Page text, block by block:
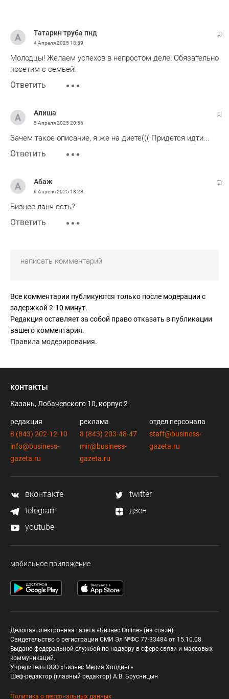
Татарин труба пнд
4 Апреля 202518:59
Молодцы! Желаем успехов в непростом деле! Обязательно
посетим с семьей!
Ответить
Алиша
5 Апреля 202520:56
Зачем такое описание, я же на диете((( Придется идти...
Ответить
Абаж
6 Апреля 202518:23
Бизнес ланч есть?
Ответить
Все комментарии публикуются только после модерации с
задержкой 2-10 минут.
Редакция оставляет за собой право отказать в публикации
вашего комментария.
Правила модерирования.
контакты
Казань, Лобачевского 10, корпус 2
редакция
8 (843) 202-12-10
info@business-
gazeta.ru
реклама
8 (843) 203-48-47
mir@business-
gazeta.ru
отдел персонала
staff@business-
gazeta.ru
вконтакте
twitter
telegram
дзен
youtube
мобильное приложение
Деловая электронная газета «Бизнес Online» (на связи).
Свидетельство о регистрации СМИ Эл №ФС 77-33484 от 15.10.08.
Выдано федеральной службой по надзору в сфере связи и массовых
коммуникаций.
Учредитель ООО «Бизнес Медия Холдинг»
Шеф-редактор (главный редактор) А.В. Брусницын
Политика о персональных данных